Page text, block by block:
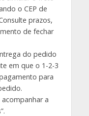
o CEP de
prazos,
de fechar
do pedido
em que o 1-2-3
para
a